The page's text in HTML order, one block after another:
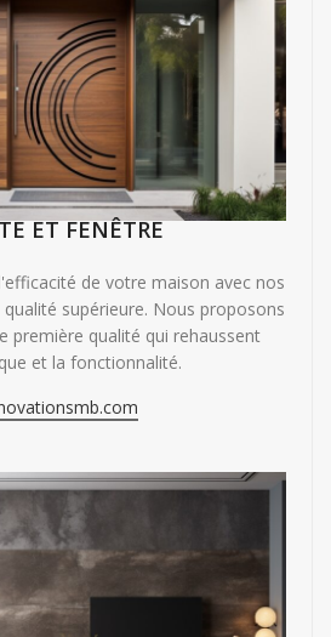
ET FENÊTRE
de votre maison avec nos
supérieure. Nous proposons
première qualité qui rehaussent
et la fonctionnalité.